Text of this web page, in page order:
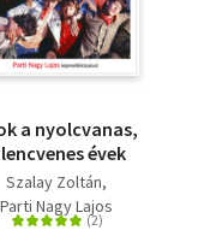
a nyolcvanas,
évek
Szalay Zoltán
Parti Nagy Lajos